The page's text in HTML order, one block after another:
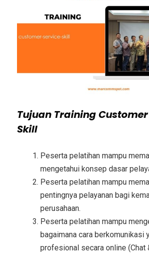
Tujuan Training
Skill
Peserta pelatihan mampu
mengetahui konsep dasar
Peserta pelatihan mampu
pentingnya pelayanan bagi
perusahaan.
Peserta pelatihan mampu
bagaimana cara berkomunikasi
profesional secara online (Chat